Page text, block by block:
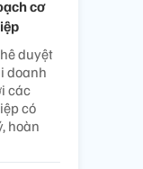
cơ
duyệt
doanh
các
có
hoàn